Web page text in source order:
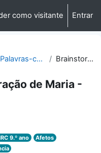
como visitante Entrar
Palavras-chave Brainstorming
de Maria -
9.º ano
Afetos